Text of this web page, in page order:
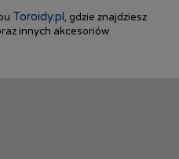
Toroidy.pl, gdzie znajdziesz
innych akcesoriów